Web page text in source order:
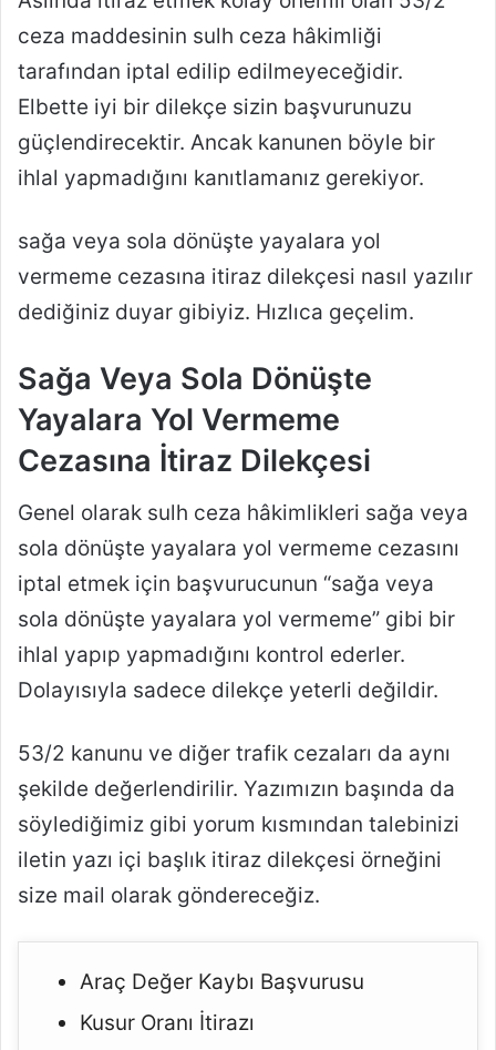
ceza maddesinin sulh ceza hâkimliği
tarafından iptal edilip edilmeyeceğidir.
Elbette iyi bir dilekçe sizin başvurunuzu
güçlendirecektir. Ancak kanunen böyle bir
ihlal yapmadığını kanıtlamanız gerekiyor.
sağa veya sola dönüşte yayalara yol
vermeme cezasına itiraz dilekçesi nasıl yazılır
dediğiniz duyar gibiyiz. Hızlıca geçelim.
Sağa Veya Sola Dönüşte
Yayalara Yol Vermeme
Cezasına İtiraz Dilekçesi
Genel olarak sulh ceza hâkimlikleri sağa veya
sola dönüşte yayalara yol vermeme cezasını
iptal etmek için başvurucunun “sağa veya
sola dönüşte yayalara yol vermeme” gibi bir
ihlal yapıp yapmadığını kontrol ederler.
Dolayısıyla sadece dilekçe yeterli değildir.
53/2 kanunu ve diğer trafik cezaları da aynı
şekilde değerlendirilir. Yazımızın başında da
söylediğimiz gibi yorum kısmından talebinizi
iletin yazı içi başlık itiraz dilekçesi örneğini
size mail olarak göndereceğiz.
Araç Değer Kaybı Başvurusu
Kusur Oranı İtirazı